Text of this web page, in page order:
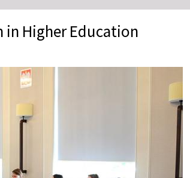
in Higher Education